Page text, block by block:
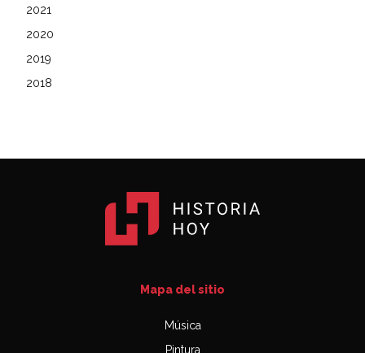
2021
2020
2019
2018
Mapa del sitio
Música
Pintura